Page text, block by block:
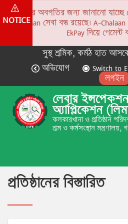
NOTICE
সকলের অবগতির জন্য জানানো যাচ্ছে
Chalaan সেবা বন্ধ রয়েছে। A-
EkPay দিয়ে পেমেন্ট
সুস্থ শ্রমিক, কর্মঠ হাত
অভিযোগ
Switch to
লগইন
লেবার
অ্যাপ্লিকেশন
কলকারখানা ও প্রতিষ্ঠান
শ্রম ও কর্মসংস্থান মন্ত্রণালয়,
প্রতিষ্ঠানের বিস্তারিত